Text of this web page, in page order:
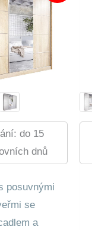
do 15
dnů
posuvnými
se
a